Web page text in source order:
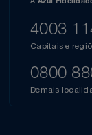
Azul
4003
Capitais e
0800
Demais